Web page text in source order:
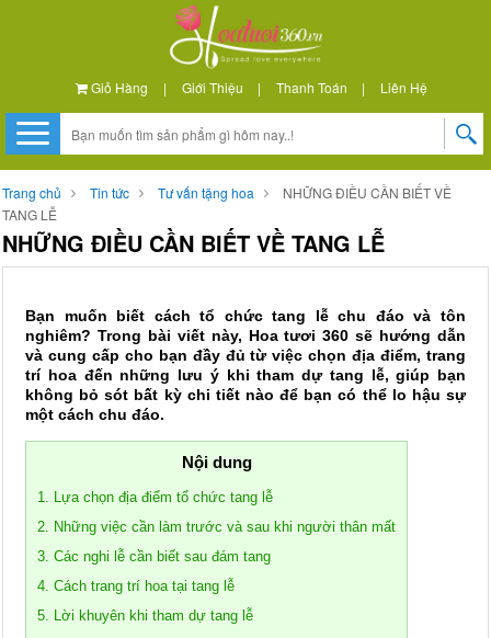
Giỏ Hàng | Giới Thiệu | Thanh Toán | Liên Hệ
Trang chủ Tin tức Tư vấn tặng hoa
NHỮNG ĐIỀU CẦN BIẾT VỀ
TANG LỄ
NHỮNG ĐIỀU CẦN BIẾT VỀ TANG LỄ
Bạn muốn biết cách tổ chức tang lễ chu đáo và tôn
nghiêm? Trong bài viết này, Hoa tươi 360 sẽ hướng dẫn
và cung cấp cho bạn đầy đủ từ việc chọn địa điểm, trang
trí hoa đến những lưu ý khi tham dự tang lễ, giúp bạn
không bỏ sót bất kỳ chi tiết nào để bạn có thể lo hậu sự
một cách chu đáo.
Nội dung
1. Lựa chọn địa điểm tổ chức tang lễ
2. Những việc cần làm trước và sau khi người thân mất
3. Các nghi lễ cần biết sau đám tang
4. Cách trang trí hoa tại tang lễ
5. Lời khuyên khi tham dự tang lễ